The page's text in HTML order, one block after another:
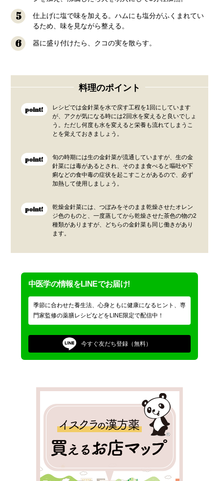
5
仕上げに塩で味を加える。ハムにも塩分がふくまれてい
るため、味を見ながら整える。
6 器に盛り付けたら、クコの実を散らす。
料理のポイント
point!
レシピでは金針菜を水で戻す工程を1回にしています
が、アクが気になる時には2回水を変えると良いでしょ
う。ただし何度も水を変えると栄養も流れてしまうこ
とを覚えておきましょう。
point!
旬の時期には生の金針菜が流通していますが、生の金
針菜には毒があるとされ、そのまま食べると嘔吐や下
痢などの食中毒の症状を起こすことがあるので、必ず
加熱して使用しましょう。
point!
乾燥金針菜には、つぼみをそのまま乾燥させたオレン
ジ色のものと、一度蒸してから乾燥させた茶色の物の2
種類がありますが、どちらの金針菜も同じ働きがあり
ます。
中医学の情報をLINEでお届け!
季節に合わせた養生法、心身ともに健康になるヒント、専
門家監修の薬膳レシピなどをLINE限定で配信中！
今すぐ友だち登録（無料）